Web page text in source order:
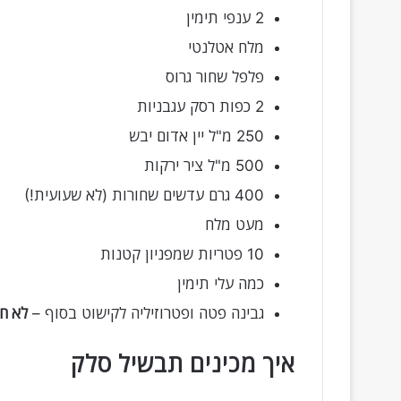
2 ענפי תימין
מלח אטלנטי
פלפל שחור גרוס
2 כפות רסק עגבניות
250 מ"ל יין אדום יבש
500 מ"ל ציר ירקות
400 גרם עדשים שחורות (לא שעועית!)
מעט מלח
10 פטריות שמפניון קטנות
כמה עלי תימין
גבינה פטה ופטרוזיליה לקישוט בסוף –לא
איך מכינים תבשיל סלק